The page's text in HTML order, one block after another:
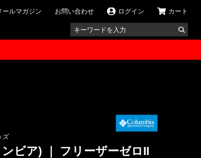
ールマガジン お問い合わせ ログイン カート
ズ
ビア) ｜ フリーザーゼロII